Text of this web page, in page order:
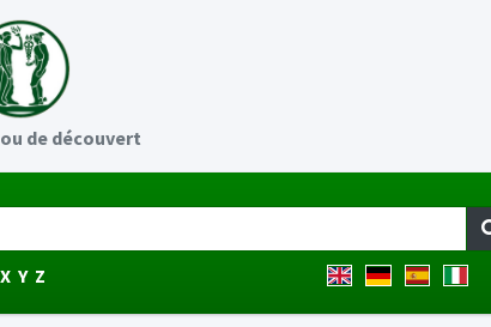
de découvert
X Y Z